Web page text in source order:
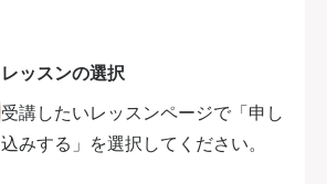
レッスンの選択
受講したいレッスンページで「申し
込みする」を選択してください。